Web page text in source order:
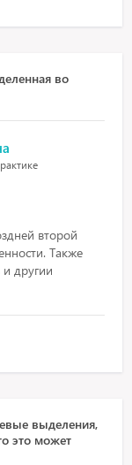
во
второй
Также
другии
выделения,
это может